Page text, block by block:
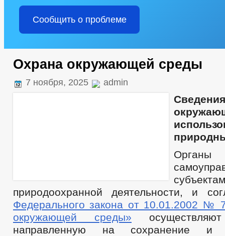
Сообщить о проблеме
Охрана окружающей среды
7 ноября, 2025 admin
природоохранной деятельности, и
Федерального закона от 10.01.2002 №
окружающей среды» осуществляют
направленную на сохранение и